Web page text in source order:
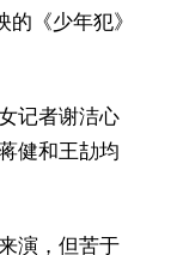
《少年犯》
记者谢洁心
健和王劼均
演，但苦于